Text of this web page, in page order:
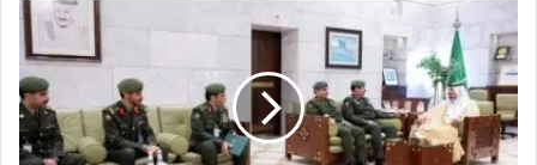
ا
ئ
ب
أ
م